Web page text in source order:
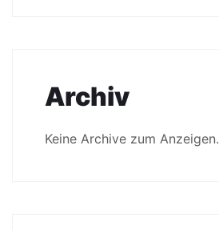
Archiv
Keine Archive zum Anzeigen.